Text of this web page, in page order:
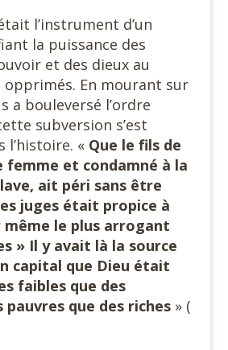
l’instrument d’un
la puissance des
et des dieux au
En mourant sur
a bouleversé l’ordre
subversion s’est
l’histoire. « Que le fils de
femme et condamné à la
ait péri sans être
juges était propice à
le plus arrogant
» Il y avait là la source
capital que Dieu était
faibles que des
pauvres que des riches » (